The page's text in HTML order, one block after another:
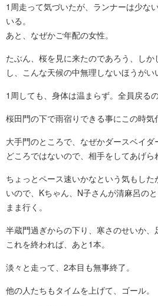
1周走って気づいたが、ランナーは少な
いる。
あと、なぜかご年配の女性。
たぶん、桜を見に来たのであろう、し
し、こんな天候の中無理しないほうがい
1周しても、身体は温まらず。全員戻る
桜田門の下で雨宿りできる事にこの時気
大手門のところで、なぜかダースベイ
どころではないので、相手をしてあげら
ちょっとペース速いかなという気もし
いので、Kちゃん、N子さんが清麻呂の
まま行く。
半蔵門過ぎからの下り、寒さのせいか
これを終われば、あと1本。
淡々と走って、2本目も無事終了。
他の人たちもタイムを上げて、ゴール。